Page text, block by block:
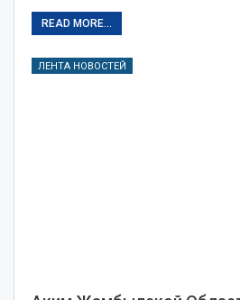
READ MORE...
ЛЕНТА НОВОСТЕЙ